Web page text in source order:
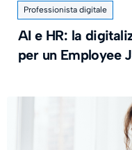
Professionista digitale
AI e HR: la
per un Employee